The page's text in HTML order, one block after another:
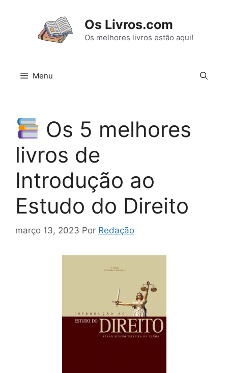
Os Livros.com
Os melhores livros estão aqui!
Menu
Os 5 melhores
livros de
Introdução ao
Estudo do Direito
março 13, 2023 Por Redação